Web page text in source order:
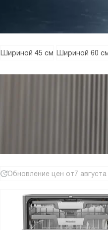
Шириной 45 см Шириной 60
Обновление цен от7